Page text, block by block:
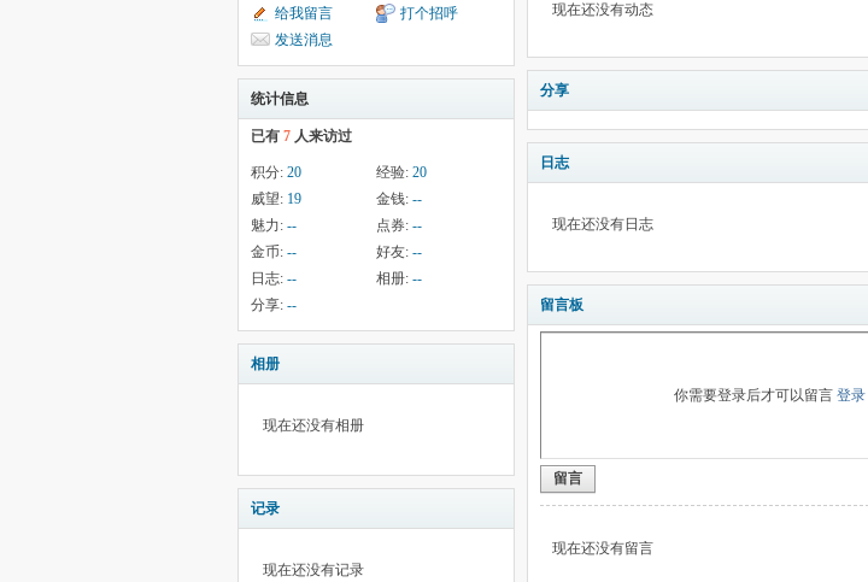
给我留言
打个招呼
发送消息
统计信息
已有 7 人来访过
积分: 20 经验: 20
威望: 19 金钱: --
魅力: -- 点券: --
金币: -- 好友: --
日志: -- 相册: --
分享: --
相册
现在还没有相册
记录
现在还没有记录
现在还没有动态
分享
日志
现在还没有日志
留言板
你需要登录后才可以留言 登录|
留言
现在还没有留言